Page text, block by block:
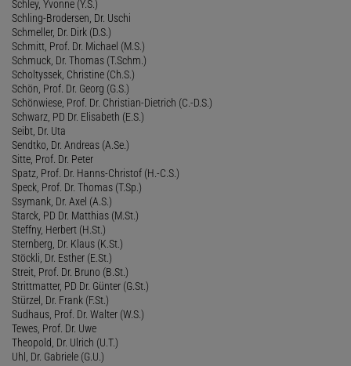
Schley, Yvonne (Y.S.)
Schling-Brodersen, Dr. Uschi
Schmeller, Dr. Dirk (D.S.)
Schmitt, Prof. Dr. Michael (M.S.)
Schmuck, Dr. Thomas (T.Schm.)
Scholtyssek, Christine (Ch.S.)
Schön, Prof. Dr. Georg (G.S.)
Schönwiese, Prof. Dr. Christian-Dietrich (C.-D.S.)
Schwarz, PD Dr. Elisabeth (E.S.)
Seibt, Dr. Uta
Sendtko, Dr. Andreas (A.Se.)
Sitte, Prof. Dr. Peter
Spatz, Prof. Dr. Hanns-Christof (H.-C.S.)
Speck, Prof. Dr. Thomas (T.Sp.)
Ssymank, Dr. Axel (A.S.)
Starck, PD Dr. Matthias (M.St.)
Steffny, Herbert (H.St.)
Sternberg, Dr. Klaus (K.St.)
Stöckli, Dr. Esther (E.St.)
Streit, Prof. Dr. Bruno (B.St.)
Strittmatter, PD Dr. Günter (G.St.)
Stürzel, Dr. Frank (F.St.)
Sudhaus, Prof. Dr. Walter (W.S.)
Tewes, Prof. Dr. Uwe
Theopold, Dr. Ulrich (U.T.)
Uhl, Dr. Gabriele (G.U.)